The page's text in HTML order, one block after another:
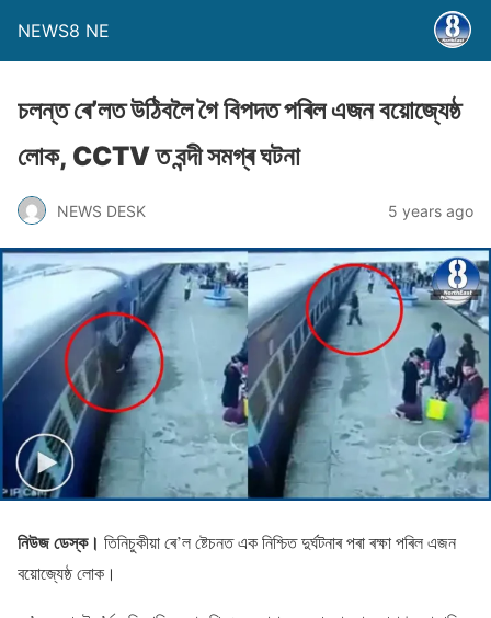
NEWS8 NE
চলন্ত ৰে’লত উঠিবলৈ গৈ বিপদত পৰিল এজন বয়ােজ্যেষ্ঠ
লােক, CCTV ত বন্দী সমগ্ৰ ঘটনা
NEWS DESK 5 years ago
নিউজ ডেস্ক। তিনিচুকীয়া ৰে’ল ষ্টেচনত এক নিশ্চিত দুৰ্ঘটনাৰ পৰা ৰক্ষা পৰিল এজন
বয়ােজ্যেষ্ঠ লােক।